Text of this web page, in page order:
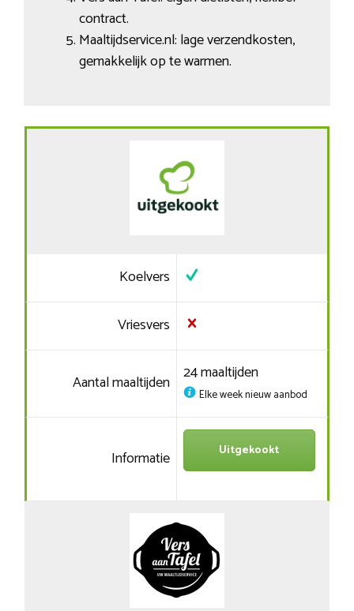
contract.
Maaltijdservice.nl: lage verzendkosten,
gemakkelijk op te warmen.
Koelvers
Vriesvers
Aantal maaltijden 24 maaltijden
Elke week nieuw aanbod
Informatie Uitgekookt